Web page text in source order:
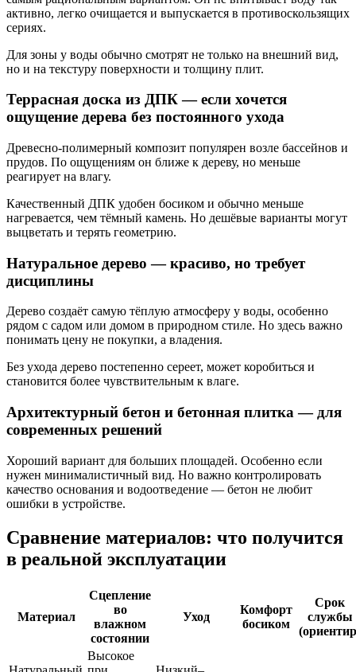
активно, легко очищается и выпускается в противоскользящих
сериях.
Для зоны у воды обычно смотрят не только на внешний вид,
но и на текстуру поверхности и толщину плит.
Террасная доска из ДПК — если хочется
ощущение дерева без постоянного ухода
Древесно-полимерный композит популярен возле бассейнов и
прудов. По ощущениям он ближе к дереву, но меньше
реагирует на влагу.
Качественный ДПК удобен босиком и обычно меньше
нагревается, чем тёмный камень. Но дешёвые варианты могут
выцветать и терять геометрию.
Натуральное дерево — красиво, но требует
дисциплины
Дерево создаёт самую тёплую атмосферу у воды, особенно
рядом с садом или домом в природном стиле. Но здесь важно
понимать цену не покупки, а владения.
Без ухода дерево постепенно сереет, может коробиться и
становится более чувствительным к влаге.
Архитектурный бетон и бетонная плитка — для
современных решений
Хороший вариант для больших площадей. Особенно если
нужен минималистичный вид. Но важно контролировать
качество основания и водоотведение — бетон не любит
ошибки в устройстве.
Сравнение материалов: что получится
в реальной эксплуатации
Материал
Сцепление
во
влажном
состоянии
Уход
Комфорт
босиком
Срок
службы
Высокое